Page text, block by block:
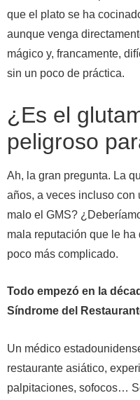
que el plato se ha
aunque venga
mágico y, francamente,
sin un poco de práctica.
¿Es el
peligroso
Ah, la gran pregunta. La
años, a veces incluso
malo el GMS?
mala reputación que le
poco más complicado.
Todo empezó en la
Síndrome del
Un médico
restaurante asiático,
palpitaciones, sofocos…